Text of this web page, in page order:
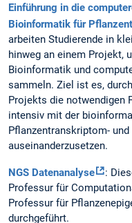
Einführung in die
Bioinformatik für
arbeiten Studierende in
hinweg an einem Projekt,
Bioinformatik und
sammeln. Ziel ist es,
Projekts die notwendigen
intensiv mit der
Pflanzentranskriptom- und
auseinanderzusetzen.
NGS Datenanalyse
:
Professur für
Professur für
durchgeführt.